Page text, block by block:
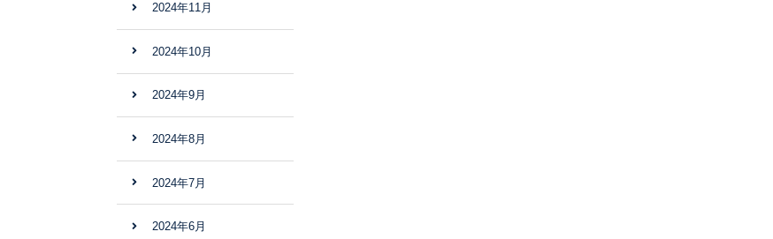
2024年11月
2024年10月
2024年9月
2024年8月
2024年7月
2024年6月